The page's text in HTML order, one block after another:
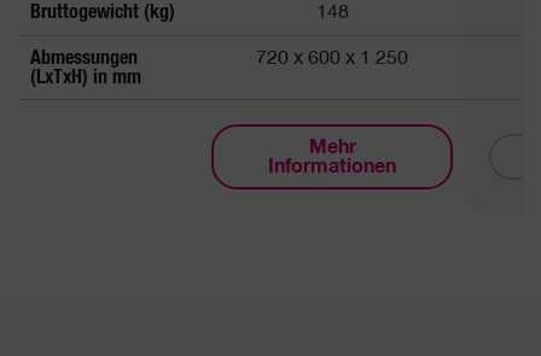
Bruttogewicht (kg) 148
Abmessungen
(LxTxH) in mm
720 x 600 x 1 250
Mehr
Informationen